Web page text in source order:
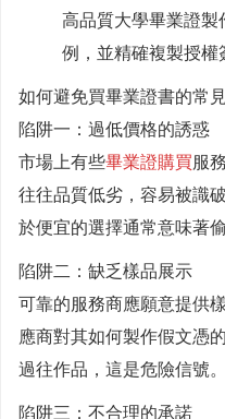
高品質大學畢業證
例，並精確複製授權
如何避免買畢業證書的常
陷阱一：過低價格的誘惑
市場上有些畢業證購買服
往往品質低劣，容易被識
於便宜的選擇通常意味著偷
陷阱二：缺乏樣品展示
可靠的服務商應願意提供
應商對其如何製作假文憑
過往作品，這是危險信號。
陷阱三：不合理的承諾